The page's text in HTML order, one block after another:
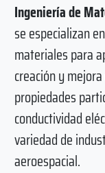
Ingeniería de
se especializan
materiales para
creación y
propiedades
conductividad
variedad de
aeroespacial.